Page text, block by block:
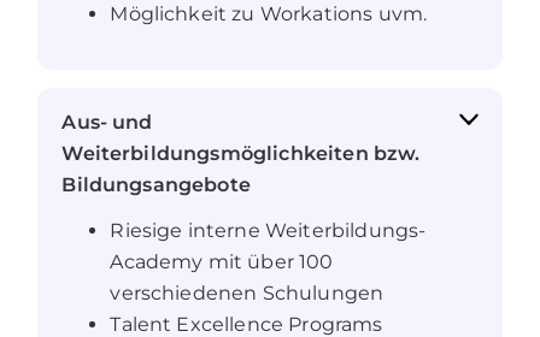
Möglichkeit zu Workations uvm.
Aus- und
Weiterbildungsmöglichkeiten bzw.
Bildungsangebote
Riesige interne Weiterbildungs-
Academy mit über 100
verschiedenen Schulungen
Talent Excellence Programs